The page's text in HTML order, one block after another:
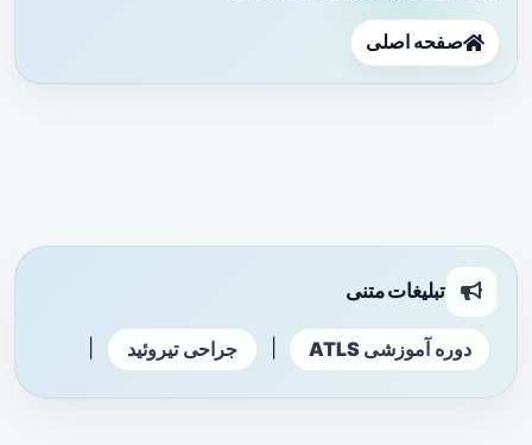
صفحه اصلی
تبلیغات متنی
دوره آموزشی ATLS جراحی تیروئید